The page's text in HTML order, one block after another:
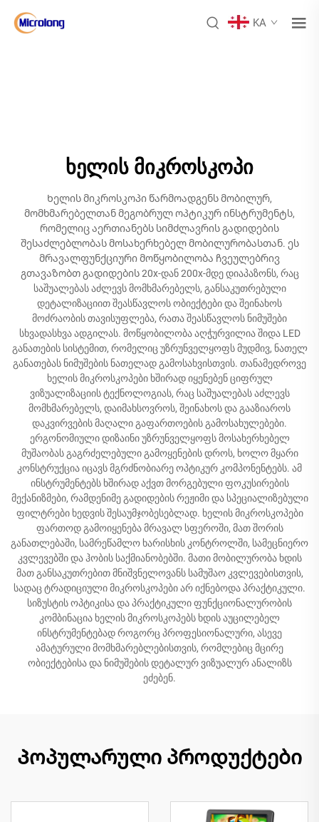
KA
ხელის მიკროსკოპი
Ხელის მიკროსკოპი წარმოადგენს მობილურ,
მომხმარებელთან მეგობრულ ოპტიკურ ინსტრუმენტს,
რომელიც აერთიანებს სიმძლავრის გადიდების
შესაძლებლობას მოსახერხებელ მობილურობასთან. ეს
მრავალფუნქციური მოწყობილობა ჩვეულებრივ
გთავაზობთ გადიდების 20x-დან 200x-მდე დიაპაზონს, რაც
საშუალებას აძლევს მომხმარებელს, განსაკუთრებული
დეტალიზაციით შეასწავლოს ობიექტები და შეინახოს
მოძრაობის თავისუფლება, რათა შეასწავლოს ნიმუშები
სხვადასხვა ადგილას. მოწყობილობა აღჭურვილია შიდა LED
განათების სისტემით, რომელიც უზრუნველყოფს მუდმივ, ნათელ
განათებას ნიმუშების ნათელად გამოსახვისთვის. თანამედროვე
ხელის მიკროსკოპები ხშირად იყენებენ ციფრულ
ვიზუალიზაციის ტექნოლოგიას, რაც საშუალებას აძლევს
მომხმარებელს, დაიმახსოვროს, შეინახოს და გააზიაროს
დაკვირვების მაღალი გაფართოების გამოსახულებები.
ერგონომიული დიზაინი უზრუნველყოფს მოსახერხებელ
მუშაობას გაგრძელებული გამოყენების დროს, ხოლო მყარი
კონსტრუქცია იცავს მგრძნობიარე ოპტიკურ კომპონენტებს. ამ
ინსტრუმენტებს ხშირად აქვთ მორგებული ფოკუსირების
მექანიზმები, რამდენიმე გადიდების რეჟიმი და სპეციალიზებული
ფილტრები ხედვის შესაუმჯობესებლად. ხელის მიკროსკოპები
ფართოდ გამოიყენება მრავალ სფეროში, მათ შორის
განათლებაში, სამრეწამლო ხარისხის კონტროლში, სამეცნიერო
კვლევებში და ჰობის საქმიანობებში. მათი მობილურობა ხდის
მათ განსაკუთრებით მნიშვნელოვანს სამუშაო კვლევებისთვის,
სადაც ტრადიციული მიკროსკოპები არ იქნებოდა პრაქტიკული.
სიზუსტის ოპტიკისა და პრაქტიკული ფუნქციონალურობის
კომბინაცია ხელის მიკროსკოპებს ხდის აუცილებელ
ინსტრუმენტებად როგორც პროფესიონალური, ასევე
ამატურული მომხმარებლებისთვის, რომლებიც მცირე
ობიექტებისა და ნიმუშების დეტალურ ვიზუალურ ანალიზს
ეძებენ.
Პოპულარული პროდუქტები